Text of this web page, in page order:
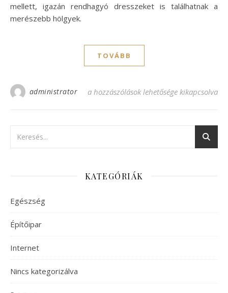
mellett, igazán rendhagyó dresszeket is találhatnak a
merészebb hölgyek.
TOVÁBB
administrator Egyedi ruhák egyedi hölgyeknek!
a hozzászólások lehetősége kikapcsolva
KATEGÓRIÁK
Egészség
Építőipar
Internet
Nincs kategorizálva